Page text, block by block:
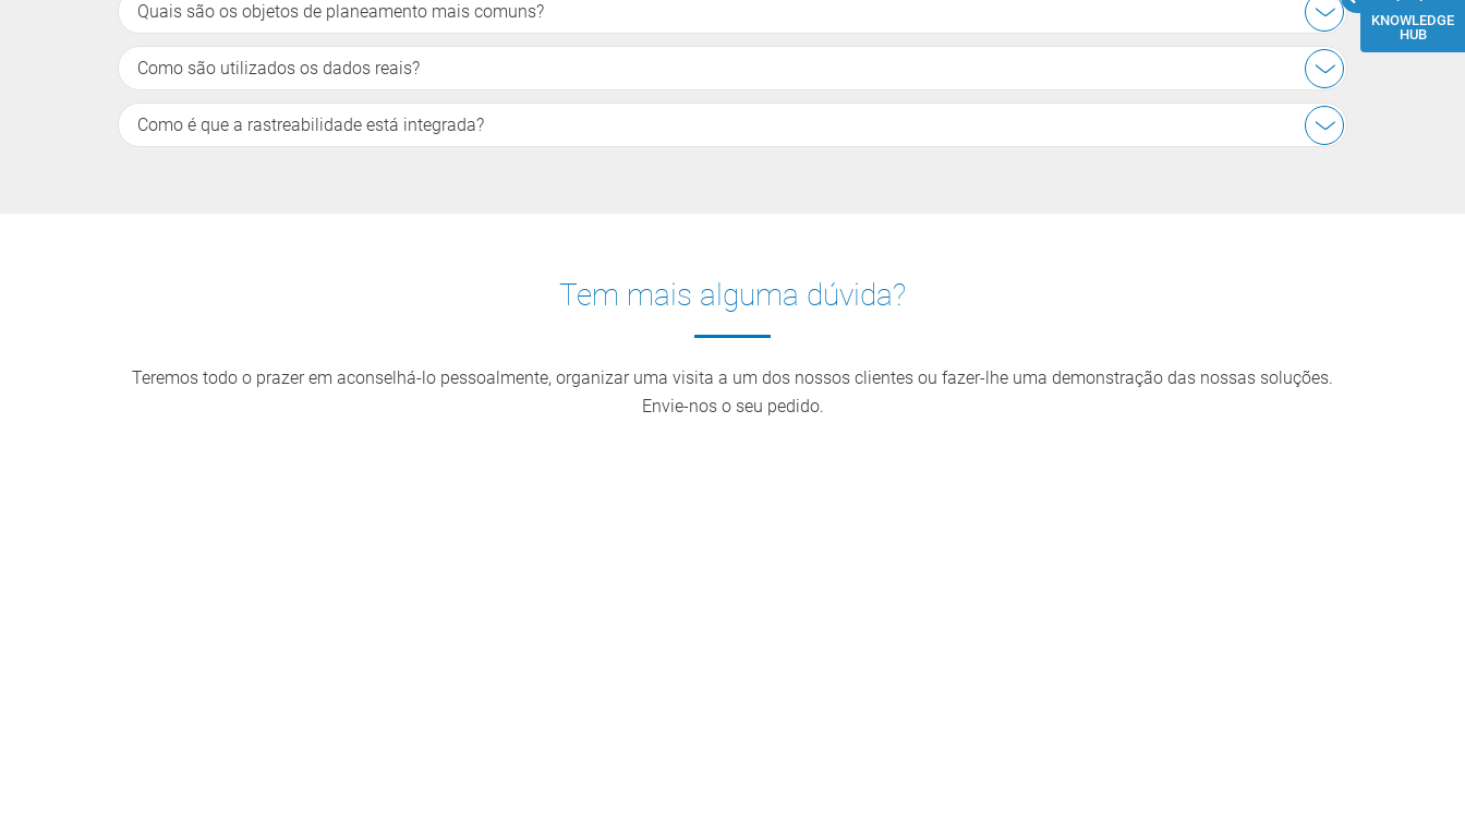
Quais são os objetos de planeamento mais comuns?
Como são utilizados os dados reais?
Como é que a rastreabilidade está integrada?
Tem mais alguma dúvida?
Teremos todo o prazer em aconselhá-lo pessoalmente, organizar uma visita a um dos nossos clientes ou fazer-lhe uma demonstração das nossas soluções.
Envie-nos o seu pedido.
KNOWLEDGE
HUB